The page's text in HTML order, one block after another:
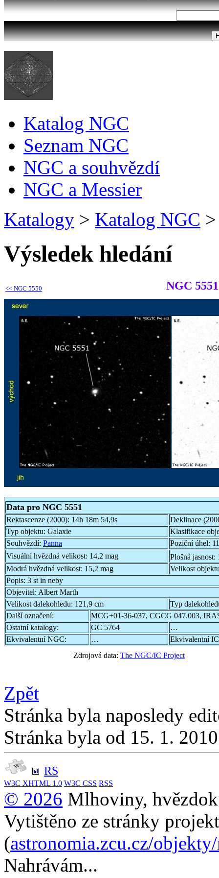
Katalog NGC
Seznam NGC
NGC a souhvězdí
NGC a Messier
Katalogy > Katalog NGC >
Výsledek hledání
<< NGC 5550 NGC 5551
Data pro NGC 5551
Rektascenze (2000): 14h 18m 54,9s
Deklinace
Typ objektu: Galaxie
Klasifikace
Souhvězdí: Panna Poziční úhel:
Visuální hvězdná velikost: 14,2 mag Plošná jasnost:
Modrá hvězdná velikost: 15,2 mag
Velikost
Popis: 3 st in neby
Objevitel: Albert Marth
Velikost dalekohledu: 121,9 cm
Typ
Další označení:
MCG+01-36-037, CGCG 047.003,
Ostatní katalogy:
GC 5764
…
Ekvivalentní NGC:
…
Ekvivalentní
Zdrojová data: The NGC/IC Project
Zpět
Stránka byla naposledy
Stránka byla od 15. 1.
RS
W3C XHTML 1.0 W3C CSS RSS
© 2026 Mlhoviny,
Vytištěno ze stránky
(astronomia.zcu.cz/
Nahrávám...